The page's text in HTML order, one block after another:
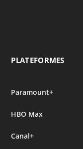
PLATEFORMES
Paramount+
HBO Max
Canal+